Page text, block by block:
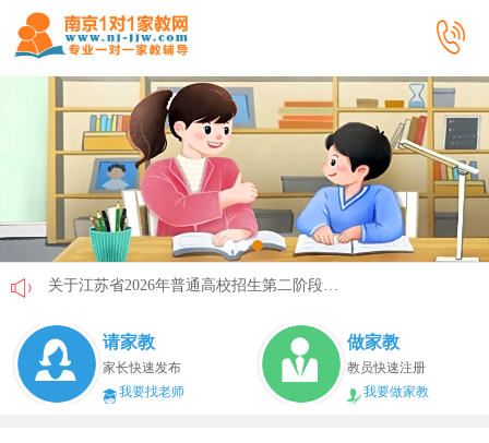
省教育厅最新发文！事关2026年普通高校综合评价招生改革
我市2026年春季学期学生资助申请开始
请家教
家长快速发布
我要找老师
做家教
教员快速注册
我要做家教